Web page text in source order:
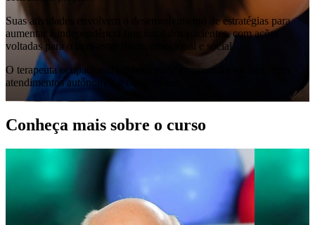
Suas atividades envolvem o desenvolvimento de estratégias para
aumentar a independência funcional dos pacientes, com ações
voltadas para o bem-estar físico, emocional e social.
O terapeuta ocupacional também pode empreender na área, com
atendimentos autônomos e domiciliares.
Conheça mais sobre o curso